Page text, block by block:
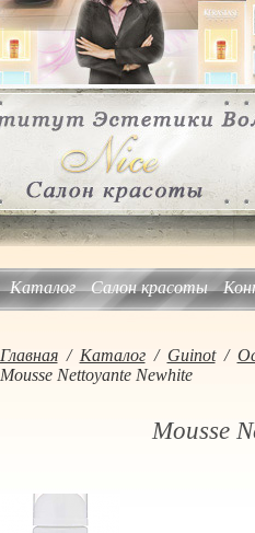
Каталог Салон красоты
Главная/ Каталог/ Guinot/
Mousse Nettoyante Newhite
Mousse